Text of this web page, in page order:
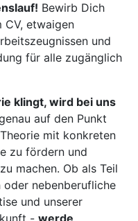
Bewirb Dich
etwaigen
und
für alle zugänglich
klingt, wird bei uns
auf den Punkt
mit konkreten
zu fördern und
machen. Ob als Teil
oder nebenberufliche
und unserer
- werde